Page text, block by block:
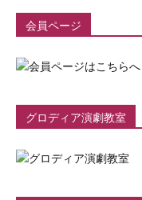
会員ページ
グロディア演劇教室